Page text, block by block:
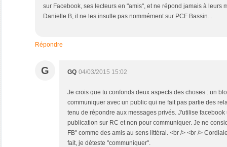
sur Facebook, ses lecteurs en "amis", et ne répond jamais à leurs
Danielle B, il ne les insulte pas nommément sur PCF Bassin...
Répondre
G GQ 04/03/2015 15:02
Je crois que tu confonds deux aspects des choses : un
communiquer avec un public qui ne fait pas partie des
tenu de répondre aux messages privés. J'utilise
publication sur RC et non pour communiquer. Je ne
FB" comme des amis au sens littéral. <br /> <br />
fait, je déteste "communiquer".